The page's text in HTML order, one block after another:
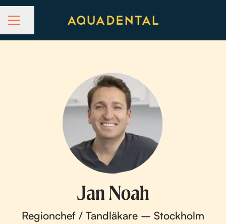
KARRIÄRMENY
Dela sidan
Jan Noah
Regionchef / Tandläkare – Stockholm